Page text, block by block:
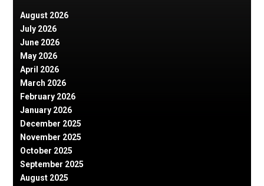
August 2026
July 2026
June 2026
May 2026
April 2026
March 2026
February 2026
January 2026
December 2025
November 2025
October 2025
September 2025
August 2025